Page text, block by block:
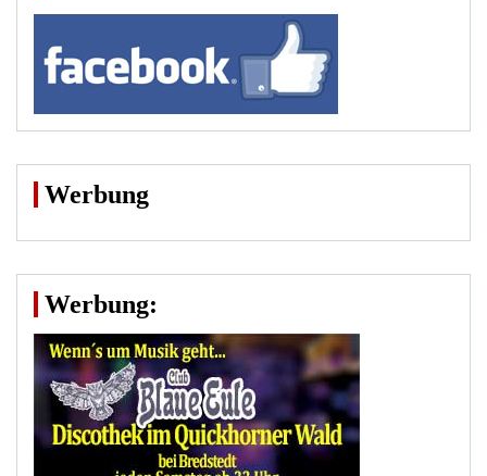
Werbung
Werbung: